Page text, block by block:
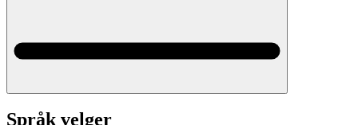
Språk velger